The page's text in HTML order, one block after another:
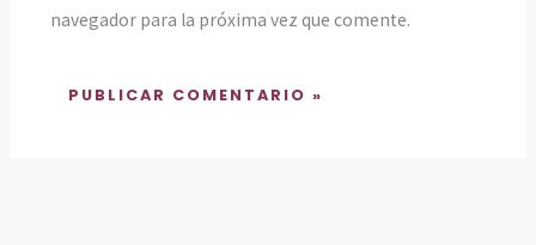
navegador para la próxima vez que comente.